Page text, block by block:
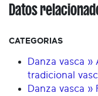
Datos
CATEGORIAS
Danza vasca »
tradicional
Danza vasca »